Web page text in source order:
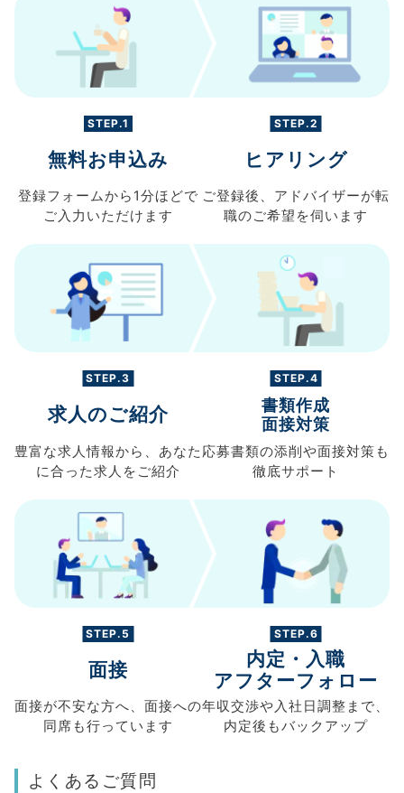
STEP.1
無料お申込み
登録フォームから 1分ほどで
ご入力 いただけます
STEP.2
ヒアリング
ご登録後、 アドバイザーが転
職のご希望を伺います
STEP.3
求人のご紹介
豊富な求人情報から、 あなた
に合った求人を ご紹介
STEP.4
書類作成
面接対策
応募書類の添削や面接対策も
徹底サポート
STEP.5
面接
面接が不安な方へ、 面接への
同席も行っています
STEP.6
内定・入職
アフターフォロー
年収交渉や入社日調整まで、
内定後もバックアップ
よくあるご質問